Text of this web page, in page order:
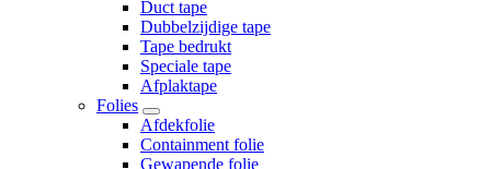
Duct tape
Dubbelzijdige tape
Tape bedrukt
Speciale tape
Afplaktape
Folies
Afdekfolie
Containment folie
Gewapende folie